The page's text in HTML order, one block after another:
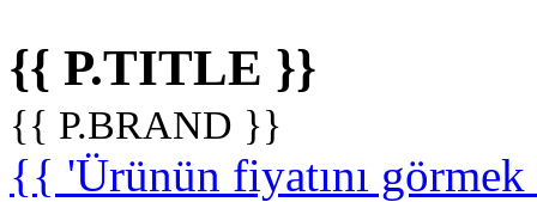
{{ P.TITLE }}
{{ P.BRAND }}
{{ 'Ürünün fiyatını